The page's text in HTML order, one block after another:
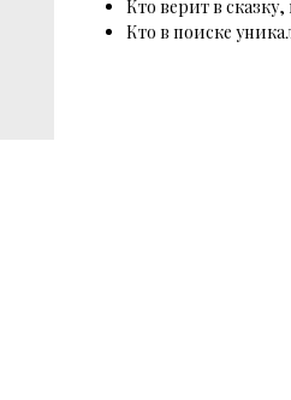
Кто верит в
Кто в поиске